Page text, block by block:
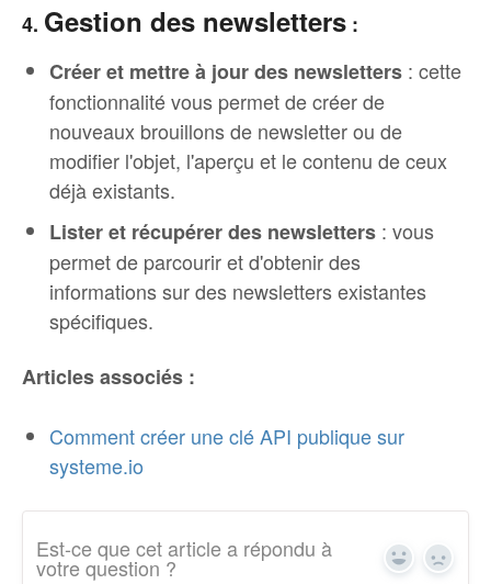
4. Gestion des newsletters :
Créer et mettre à jour des newsletters : cette
fonctionnalité vous permet de créer de
nouveaux brouillons de newsletter ou de
modifier l'objet, l'aperçu et le contenu de ceux
déjà existants.
Lister et récupérer des newsletters : vous
permet de parcourir et d'obtenir des
informations sur des newsletters existantes
spécifiques.
Articles associés :
Comment créer une clé API publique sur
systeme.io
Est-ce que cet article a répondu à
votre question ? Yes No